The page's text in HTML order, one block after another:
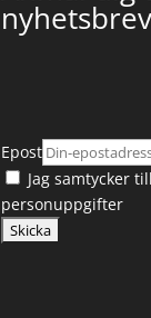
nyhetsbrev
Epost
Jag samtycker till
personuppgifter